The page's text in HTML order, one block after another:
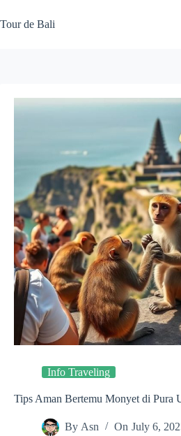
to
content
Tour de Bali
Info Traveling
Tips Aman Bertemu Monyet di Pura
By Asn On July 6,